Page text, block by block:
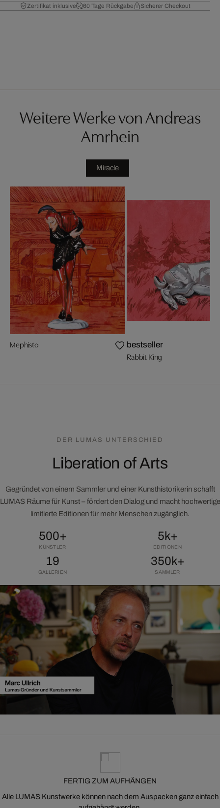
Zertifikat inklusive 60 Tage Rückgabe Sicherer Checkout
Weitere Werke von Andreas
Amrhein
Miracle
Mephisto bestseller
Rabbit King
DER LUMAS UNTERSCHIED
Liberation of Arts
Gegründet von einem Sammler und einer Kunsthistorikerin schafft
LUMAS Räume für Kunst – fördert den Dialog und macht hochwertige
limitierte Editionen für mehr Menschen zugänglich.
500+
KÜNSTLER
5k+
EDITIONEN
19
GALLERIEN
350k+
SAMMLER
FERTIG ZUM AUFHÄNGEN
Alle LUMAS Kunstwerke können nach dem Auspacken ganz einfach